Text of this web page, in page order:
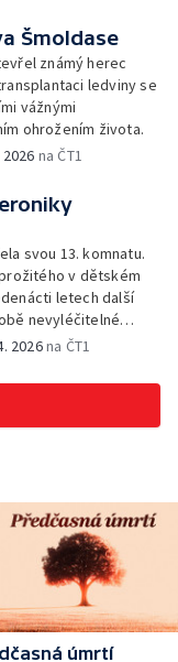
Šmoldase
známý herec
ledviny se
vážnými
ohrožením života.
2026 na ČT1
svou 13. komnatu.
v dětském
letech další
nevyléčitelné
2026na ČT1
úmrtí